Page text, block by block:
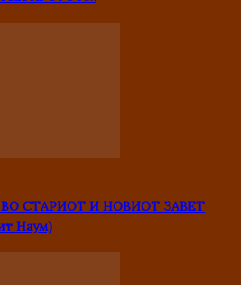
СТАРИОТ И НОВИОТ ЗАВЕТ
Наум)